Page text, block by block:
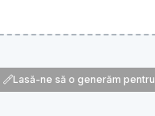
Lasă-ne să o generăm